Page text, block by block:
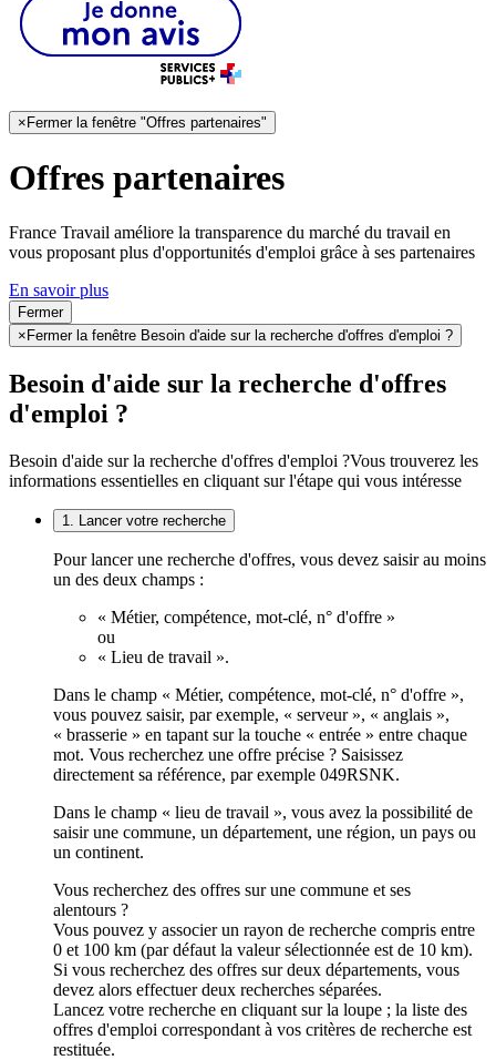
× Fermer la fenêtre "Offres partenaires"
Offres partenaires
France Travail améliore la transparence du marché du travail en
vous proposant plus d'opportunités d'emploi grâce à ses partenaires
En savoir plus
Fermer
× Fermer la fenêtre Besoin d'aide sur la recherche d'offres d'emploi ?
Besoin d'aide sur la recherche d'offres
d'emploi ?
Besoin d'aide sur la recherche d'offres d'emploi ?Vous trouverez les
informations essentielles en cliquant sur l'étape qui vous intéresse
1. Lancer votre recherche
Pour lancer une recherche d'offres, vous devez saisir au moins
un des deux champs :
« Métier, compétence, mot-clé, n° d'offre »
ou
« Lieu de travail ».
Dans le champ « Métier, compétence, mot-clé, n° d'offre »,
vous pouvez saisir, par exemple, « serveur », « anglais »,
« brasserie » en tapant sur la touche « entrée » entre chaque
mot. Vous recherchez une offre précise ? Saisissez
directement sa référence, par exemple 049RSNK.
Dans le champ « lieu de travail », vous avez la possibilité de
saisir une commune, un département, une région, un pays ou
un continent.
Vous recherchez des offres sur une commune et ses
alentours ?
Vous pouvez y associer un rayon de recherche compris entre
0 et 100 km (par défaut la valeur sélectionnée est de 10 km).
Si vous recherchez des offres sur deux départements, vous
devez alors effectuer deux recherches séparées.
Lancez votre recherche en cliquant sur la loupe ; la liste des
offres d'emploi correspondant à vos critères de recherche est
restituée.